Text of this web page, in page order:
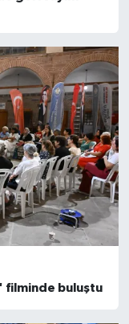
filminde buluştu